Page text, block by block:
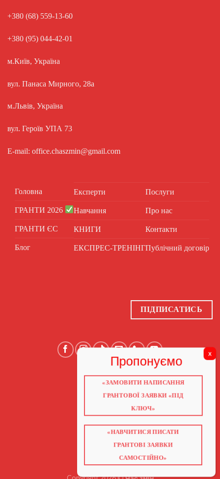
+380 (68) 559-13-60
+380 (95) 044-42-01
м.Київ, Україна
вул. Панаса Мирного, 28а
м.Львів, Україна
вул. Героїв УПА 73
E-mail: office.chaszmin@gmail.com
Головна
ГРАНТИ 2026
ГРАНТИ ЄС
Блог
Експерти
Навчання
КНИГИ
ЕКСПРЕС-ТРЕНІНГ
Послуги
Про нас
Контакти
Публічний договір
ПІДПИСАТИСЬ
ГОЛОВНА
ГРАНТИ 2026
НАВЧАННЯ
КНИГИ
ВІДЕО ПРО ГРАНТИ
«ЗАМОВИТИ НАПИСАННЯ
ГРАНТОВОЇ ЗАЯВКИ «ПІД
КЛЮЧ»
«НАВЧИТИСЯ ПИСАТИ
ГРАНТОВІ ЗАЯВКИ
САМОСТІЙНО»